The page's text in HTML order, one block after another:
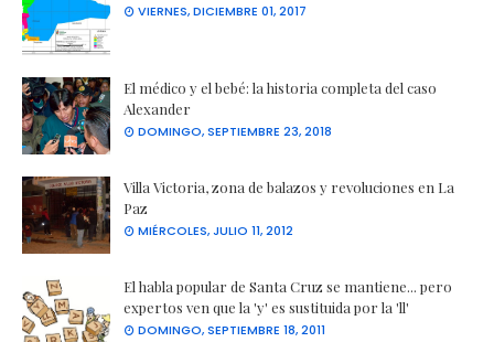
VIERNES, DICIEMBRE 01, 2017
El médico y el bebé: la historia completa del caso
Alexander
DOMINGO, SEPTIEMBRE 23, 2018
Villa Victoria, zona de balazos y revoluciones en La
Paz
MIÉRCOLES, JULIO 11, 2012
El habla popular de Santa Cruz se mantiene... pero
expertos ven que la 'y' es sustituida por la 'll'
DOMINGO, SEPTIEMBRE 18, 2011